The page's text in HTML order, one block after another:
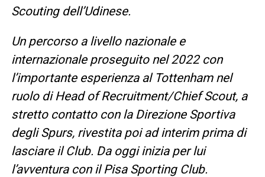
Scouting dell’Udinese.
Un percorso a livello nazionale e
internazionale proseguito nel 2022 con
l’importante esperienza al Tottenham nel
ruolo di Head of Recruitment/Chief Scout, a
stretto contatto con la Direzione Sportiva
degli Spurs, rivestita poi ad interim prima di
lasciare il Club. Da oggi inizia per lui
l’avventura con il Pisa Sporting Club.